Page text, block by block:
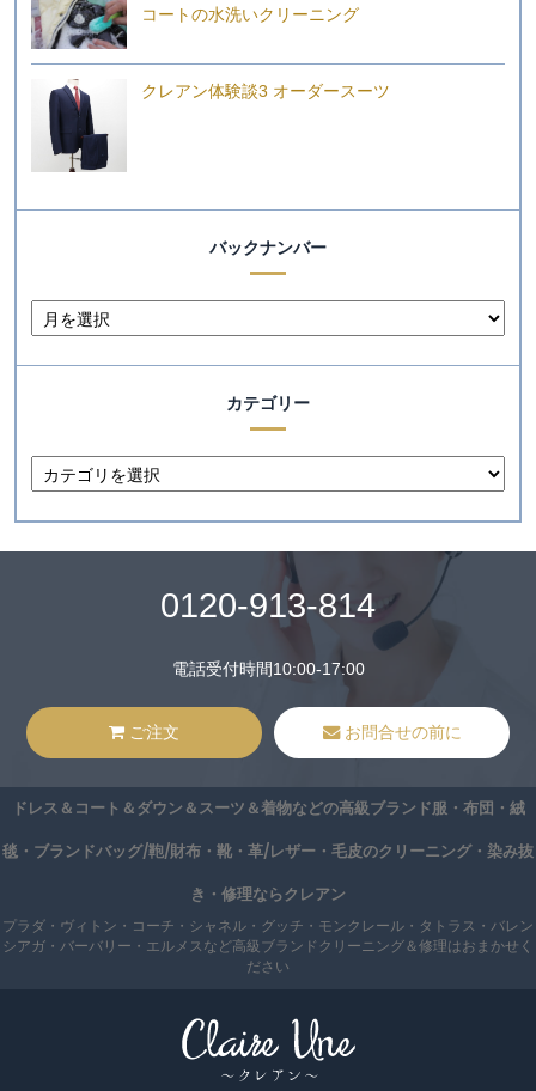
コートの水洗いクリーニング
クレアン体験談3 オーダースーツ
バックナンバー
カテゴリー
0120-913-814
電話受付時間10:00-17:00
ご注文 お問合せの前に
ドレス＆コート＆ダウン＆スーツ＆着物などの高級ブランド服・布団・絨
毯・ブランドバッグ/鞄/財布・靴・革/レザー・毛皮のクリーニング・染み抜
き・修理ならクレアン
プラダ・ヴィトン・コーチ・シャネル・グッチ・モンクレール・タトラス・バレン
シアガ・バーバリー・エルメスなど高級ブランドクリーニング＆修理はおまかせく
ださい